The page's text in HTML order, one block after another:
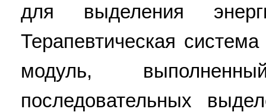
для выделения
Терапевтическая
модуль,
последовательных